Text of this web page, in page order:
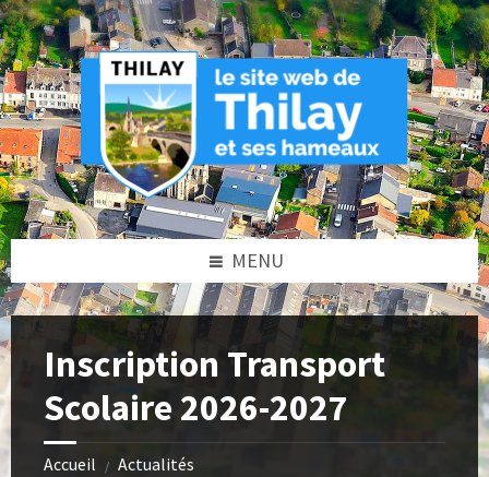
Skip
to
content
Skip
to
left
sidebar
Skip
to
right
sidebar
Skip
to
footer
MENU
Inscription Transport
Scolaire 2026-2027
Accueil / Actualités